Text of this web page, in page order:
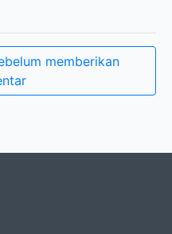
memberikan